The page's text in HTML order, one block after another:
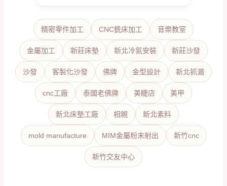
精密零件加工 CNC銑床加工 音樂教室
金屬加工 新莊床墊 新北冷氣安裝 新莊沙發
沙發 客製化沙發 佛牌 金型設計 新北抓漏
cnc工廠 泰國老佛牌 美睫店 美甲
新北床墊工廠 相親 新北素料
mold manufacture MIM金屬粉末射出 新竹cnc
新竹交友中心